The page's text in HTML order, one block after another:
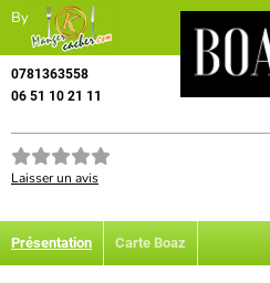
By
0781363558
06 51 10 21 11
Laisser un avis
Présentation Carte Boaz